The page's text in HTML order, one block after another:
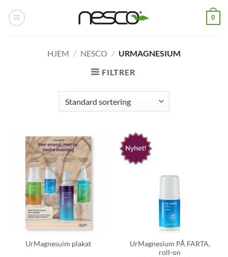
0
HJEM / NESCO / URMAGNESIUM
FILTRER
UrMagnesuim plakat
UrMagnesium PÅ FARTA,
roll-on